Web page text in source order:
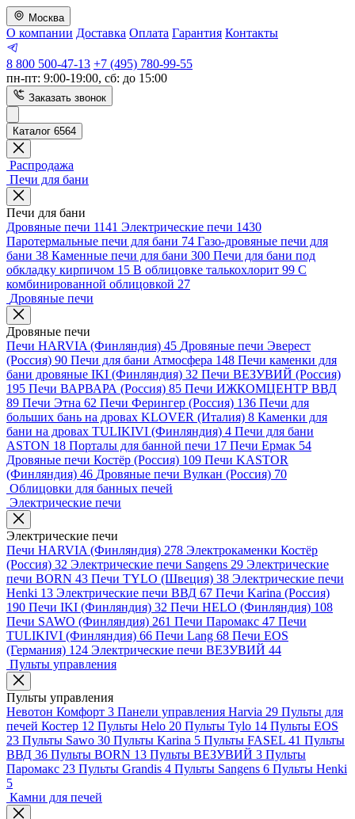
Москва
О компании Доставка Оплата Гарантия Контакты
8 800 500-47-13 +7 (495) 780-99-55
пн-пт: 9:00-19:00, сб: до 15:00
Заказать звонок
Каталог 6564
Распродажа
Печи для бани
Печи для бани
Дровяные печи 1141 Электрические печи 1430
Паротермальные печи для бани 74 Газо-дровяные печи для
бани 38 Каменные печи для бани 300 Печи для бани под
обкладку кирпичом 15 В облицовке талькохлорит 99 С
комбинированной облицовкой 27
Дровяные печи
Дровяные печи
Печи HARVIA (Финляндия) 45 Дровяные печи Эверест
(Россия) 90 Печи для бани Атмосфера 148 Печи каменки для
бани дровяные IKI (Финляндия) 32 Печи ВЕЗУВИЙ (Россия)
195 Печи ВАРВАРА (Россия) 85 Печи ИЖКОМЦЕНТР ВВД
89 Печи Этна 62 Печи Ферингер (Россия) 136 Печи для
больших бань на дровах KLOVER (Италия) 8 Каменки для
бани на дровах TULIKIVI (Финляндия) 4 Печи для бани
ASTON 18 Порталы для банной печи 17 Печи Ермак 54
Дровяные печи Костёр (Россия) 109 Печи KASTOR
(Финляндия) 46 Дровяные печи Вулкан (Россия) 70
Облицовки для банных печей
Электрические печи
Электрические печи
Печи HARVIA (Финляндия) 278 Электрокаменки Костёр
(Россия) 32 Электрические печи Sangens 29 Электрические
печи BORN 43 Печи TYLO (Швеция) 38 Электрические печи
Henki 13 Электрические печи ВВД 67 Печи Karina (Россия)
190 Печи IKI (Финляндия) 32 Печи HELO (Финляндия) 108
Печи SAWO (Финляндия) 261 Печи Паромакс 47 Печи
TULIKIVI (Финляндия) 66 Печи Lang 68 Печи EOS
(Германия) 124 Электрические печи ВЕЗУВИЙ 44
Пульты управления
Пульты управления
Невотон Комфорт 3 Панели управления Harvia 29 Пульты для
печей Костер 12 Пульты Helo 20 Пульты Tylo 14 Пульты EOS
23 Пульты Sawo 30 Пульты Karina 5 Пульты FASEL 41 Пульты
ВВД 36 Пульты BORN 13 Пульты ВЕЗУВИЙ 3 Пульты
Паромакс 23 Пульты Grandis 4 Пульты Sangens 6 Пульты Henki
5
Камни для печей